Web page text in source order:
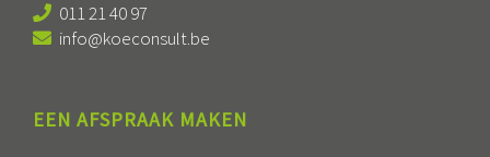
011 21 40 97
info@koeconsult.be
EEN AFSPRAAK MAKEN